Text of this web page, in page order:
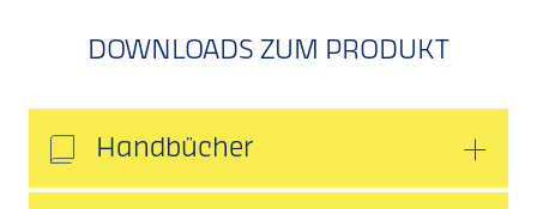
DOWNLOADS ZUM PRODUKT
Handbücher